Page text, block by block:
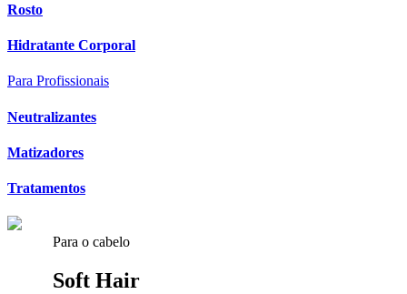
Rosto
Hidratante Corporal
Para Profissionais
Neutralizantes
Matizadores
Tratamentos
Para o cabelo
Soft Hair